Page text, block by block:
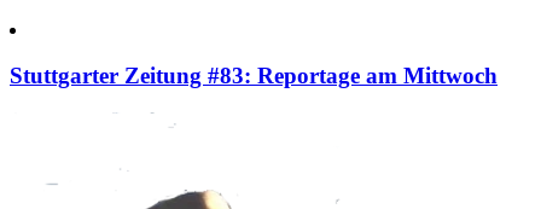
Stuttgarter Zeitung #83: Reportage am Mittwoch